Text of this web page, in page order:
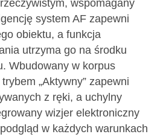
wspomagany
system AF zapewni
obiektu, a funkcja
utrzyma go na środku
Wbudowany w korpus
„Aktywny” zapewni
z ręki, a uchylny
wizjer elektroniczny
w każdych warunkach